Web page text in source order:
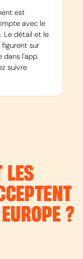
est
avec le
Le détail et le
sur
dans l'app.
suivre
LES
?